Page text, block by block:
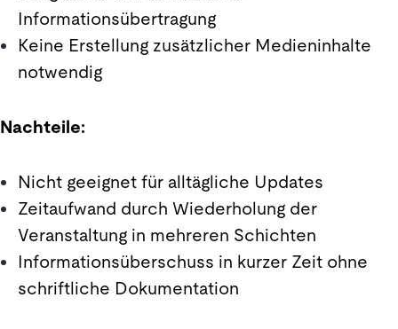
Informationsübertragung
Keine Erstellung zusätzlicher Medieninhalte
notwendig
Nachteile:
Nicht geeignet für alltägliche Updates
Zeitaufwand durch Wiederholung der
Veranstaltung in mehreren Schichten
Informationsüberschuss in kurzer Zeit ohne
schriftliche Dokumentation